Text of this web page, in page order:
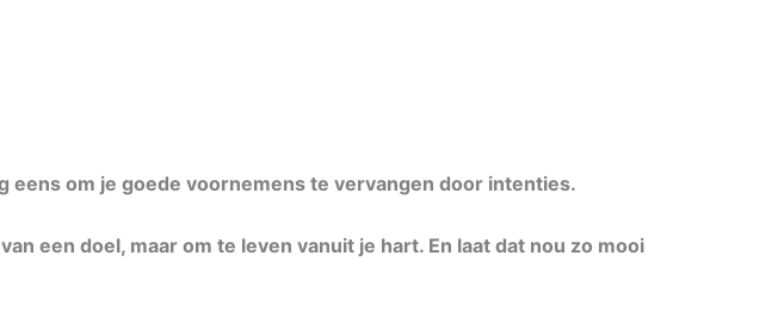
om je goede voornemens te vervangen door intenties.
een doel, maar om te leven vanuit je hart. En laat dat nou zo mooi